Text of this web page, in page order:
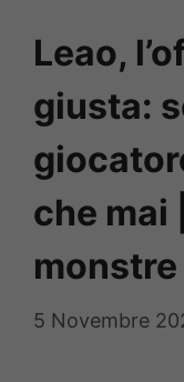
Leao,
giusta:
che mai
monstre
5 Novembre